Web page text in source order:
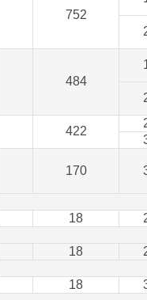
752
484
422
170
18
18
18